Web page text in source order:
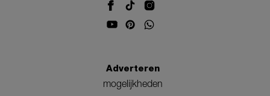
Adverteren
mogelijkheden